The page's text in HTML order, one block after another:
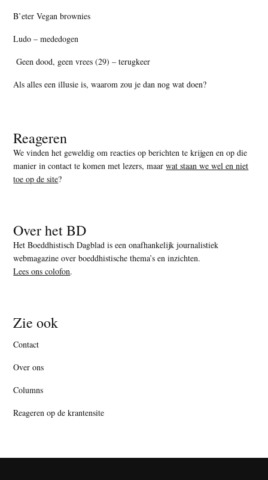
B’eter Vegan brownies
Ludo – mededogen
Geen dood, geen vrees (29) – terugkeer
Als alles een illusie is, waarom zou je dan nog wat doen?
Reageren
We vinden het geweldig om reacties op berichten te krijgen en op die
manier in contact te komen met lezers, maarwat staan we wel en niet
toe op de site?
Over het BD
Het Boeddhistisch Dagblad is een onafhankelijk journalistiek
webmagazine over boeddhistische thema’s en inzichten.
Lees ons colofon.
Zie ook
Contact
Over ons
Columns
Reageren op de krantensite